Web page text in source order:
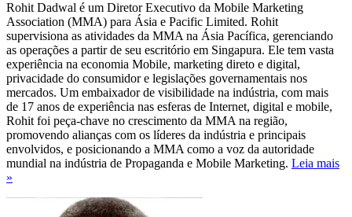
Rohit Dadwal é um Diretor Executivo da Mobile Marketing
Association (MMA) para Ásia e Pacific Limited. Rohit
supervisiona as atividades da MMA na Ásia Pacífica, gerenciando
as operações a partir de seu escritório em Singapura. Ele tem vasta
experiência na economia Mobile, marketing direto e digital,
privacidade do consumidor e legislações governamentais nos
mercados. Um embaixador de visibilidade na indústria, com mais
de 17 anos de experiência nas esferas de Internet, digital e mobile,
Rohit foi peça-chave no crescimento da MMA na região,
promovendo alianças com os líderes da indústria e principais
envolvidos, e posicionando a MMA como a voz da autoridade
mundial na indústria de Propaganda e Mobile Marketing. Leia mais
»